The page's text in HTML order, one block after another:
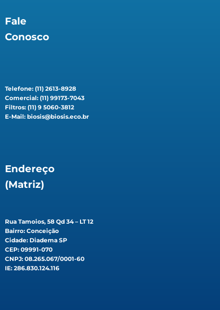
Fale
Conosco
Telefone: (11) 2613-8928
Comercial: (11) 99173-7043
Filtros: (11) 9 5060-3812
E-Mail: biosis@biosis.eco.br
Endereço
(Matriz)
Rua Tamoios, 58 Qd 34 – LT 12
Bairro: Conceição
Cidade: Diadema SP
CEP: 09991-070
CNPJ: 08.265.067/0001-60
IE: 286.830.124.116